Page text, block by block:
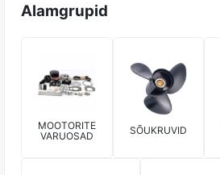
Alamgrupid
MOOTORITE
VARUOSAD
SÕUKRUVID